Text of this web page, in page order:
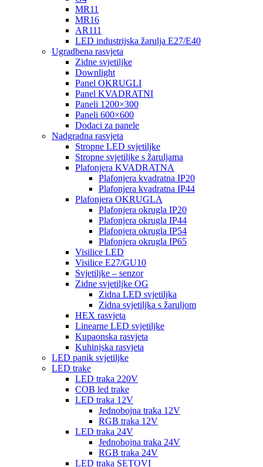
MR11
MR16
AR111
LED industrijska žarulja E27/E40
Ugradbena rasvjeta
Zidne svjetiljke
Downlight
Panel OKRUGLI
Panel KVADRATNI
Paneli 1200×300
Paneli 600×600
Dodaci za panele
Nadgradna rasvjeta
Stropne LED svjetiljke
Stropne svjetiljke s žaruljama
Plafonjera KVADRATNA
Plafonjera kvadratna IP20
Plafonjera kvadratna IP44
Plafonjera OKRUGLA
Plafonjera okrugla IP20
Plafonjera okrugla IP44
Plafonjera okrugla IP54
Plafonjera okrugla IP65
Visilice LED
Visilice E27/GU10
Svjetiljke – senzor
Zidne svjetiljke OG
Zidna LED svjetiljka
Zidna svjetiljka s žaruljom
HEX rasvjeta
Linearne LED svjetiljke
Kupaonska rasvjeta
Kuhinjska rasvjeta
LED panik svjetiljke
LED trake
LED traka 220V
COB led trake
LED traka 12V
Jednobojna traka 12V
RGB traka 12V
LED traka 24V
Jednobojna traka 24V
RGB traka 24V
LED traka SETOVI